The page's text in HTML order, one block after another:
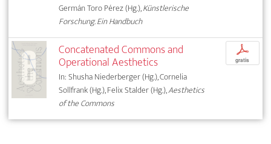
Germán Toro Pérez (Hg.),Künstlerische
Forschung. Ein Handbuch
Concatenated Commons and
Operational Aesthetics
In: Shusha Niederberger (Hg.), Cornelia
Sollfrank (Hg.), Felix Stalder (Hg.),Aesthetics
of the Commons
p
gratis